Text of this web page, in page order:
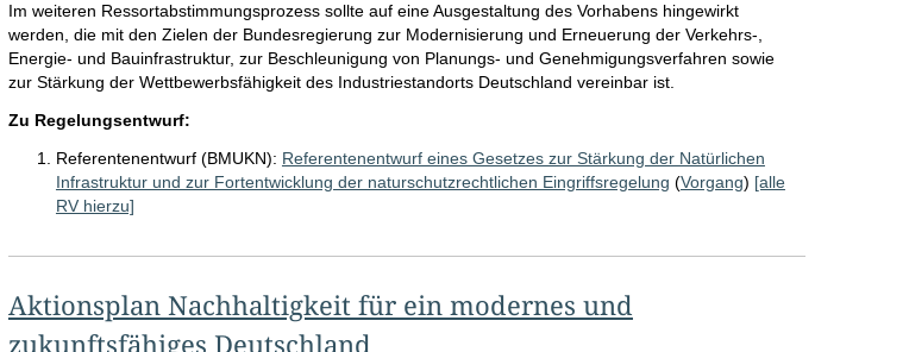
Im weiteren Ressortabstimmungsprozess sollte auf eine Ausgestaltung des Vorhabens hingewirkt
werden, die mit den Zielen der Bundesregierung zur Modernisierung und Erneuerung der Verkehrs-,
Energie- und Bauinfrastruktur, zur Beschleunigung von Planungs- und Genehmigungsverfahren sowie
zur Stärkung der Wettbewerbsfähigkeit des Industriestandorts Deutschland vereinbar ist.
Zu Regelungsentwurf:
Referentenentwurf (BMUKN): Referentenentwurf eines Gesetzes zur Stärkung der Natürlichen
Infrastruktur und zur Fortentwicklung der naturschutzrechtlichen Eingriffsregelung (Vorgang) [alle
RV hierzu]
Aktionsplan Nachhaltigkeit für ein modernes und
zukunftsfähiges Deutschland